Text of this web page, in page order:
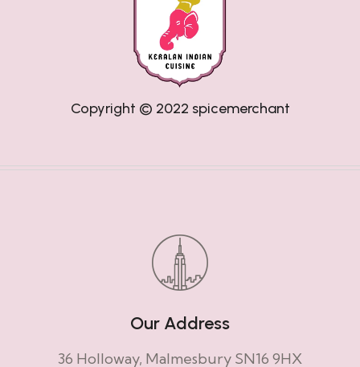
Copyright © 2022 spicemerchant
Our Address
36 Holloway, Malmesbury SN16 9HX